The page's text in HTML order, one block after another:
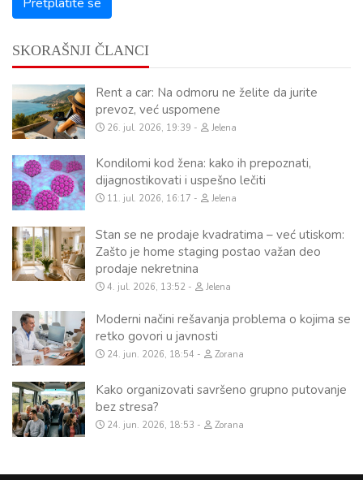
SKORAŠNJI ČLANCI
Rent a car: Na odmoru ne želite da jurite
prevoz, već uspomene
26. jul. 2026, 19:39 Jelena
Kondilomi kod žena: kako ih prepoznati,
dijagnostikovati i uspešno lečiti
11. jul. 2026, 16:17 Jelena
Stan se ne prodaje kvadratima – već utiskom:
Zašto je home staging postao važan deo
prodaje nekretnina
4. jul. 2026, 13:52 Jelena
Moderni načini rešavanja problema o kojima se
retko govori u javnosti
24. jun. 2026, 18:54 Zorana
Kako organizovati savršeno grupno putovanje
bez stresa?
24. jun. 2026, 18:53 Zorana